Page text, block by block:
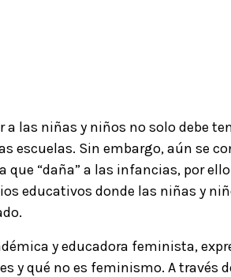
a las niñas y niños no solo debe
escuelas. Sin embargo, aún se
que “daña” a las infancias, por
educativos donde las niñas y
y educadora feminista,
y qué no es feminismo. A través